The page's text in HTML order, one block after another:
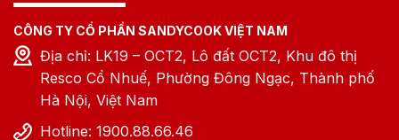
CÔNG TY CỔ PHẦN SANDYCOOK VIỆT NAM
Địa chỉ: LK19 – OCT2, Lô đất OCT2, Khu đô thị
Resco Cổ Nhuế, Phường Đông Ngạc, Thành phố
Hà Nội, Việt Nam
Hotline: 1900.88.66.46